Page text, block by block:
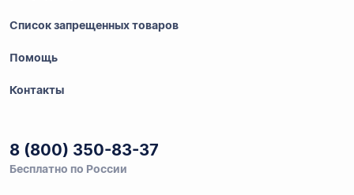
Список запрещенных товаров
Помощь
Контакты
8 (800) 350-83-37
Бесплатно по России